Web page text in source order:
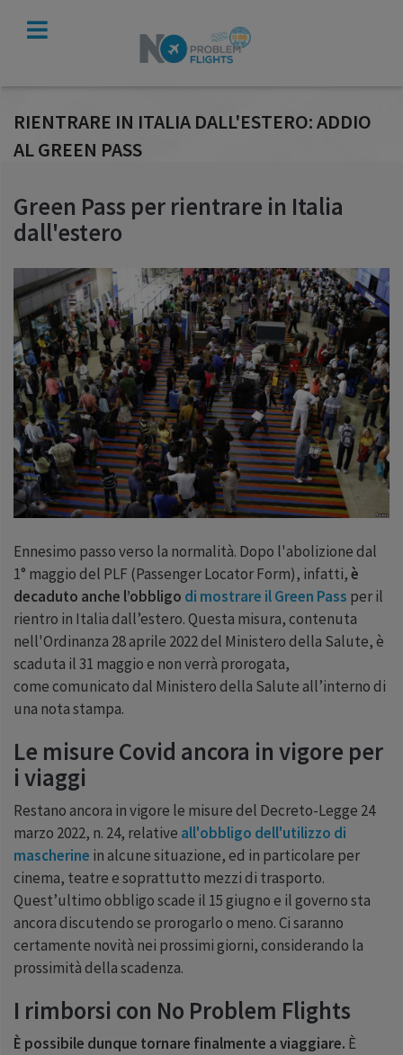
RIENTRARE IN ITALIA DALL'ESTERO: ADDIO
AL GREEN PASS
Green Pass per rientrare in Italia
dall'estero
Ennesimo passo verso la normalità. Dopo l'abolizione dal
1° maggio del PLF (Passenger Locator Form), infatti,è
decaduto anche l’obbligo di mostrare il Green Pass per il
rientro in Italia dall’estero. Questa misura, contenuta
nell'Ordinanza 28 aprile 2022 del Ministero della Salute, è
scaduta il 31 maggio e non verrà prorogata,
come comunicato dal Ministero della Salute all’interno di
una nota stampa.
Le misure Covid ancora in vigore per
i viaggi
Restano ancora in vigore le misure del Decreto-Legge 24
marzo 2022, n. 24, relative all'obbligo dell'utilizzo di
mascherine in alcune situazione, ed in particolare per
cinema, teatre e soprattutto mezzi di trasporto.
Quest’ultimo obbligo scade il 15 giugno e il governo sta
ancora discutendo se prorogarlo o meno. Ci saranno
certamente novità nei prossimi giorni, considerando la
prossimità della scadenza.
I rimborsi con No Problem Flights
È possibile dunque tornare finalmente a viaggiare. È